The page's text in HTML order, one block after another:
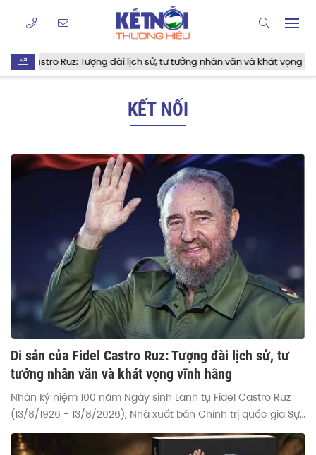
Ruz: Tượng đài lịch sử, tư tưởng nhân văn và khát vọng vĩnh
KẾT NỐI
Di sản của Fidel Castro Ruz: Tượng đài lịch sử, tư
tưởng nhân văn và khát vọng vĩnh hằng
Nhân kỷ niệm 100 năm Ngày sinh Lãnh tụ Fidel Castro Ruz
(13/8/1926 - 13/8/2026), Nhà xuất bản Chính trị quốc gia Sự
thật giới thiệu ấn phẩm đặc biệt "Fidel Castro Ruz: Từ tuổi
thơ đến huyền thoại" của Nhà báo Vương Xuân Nguyên. Tác